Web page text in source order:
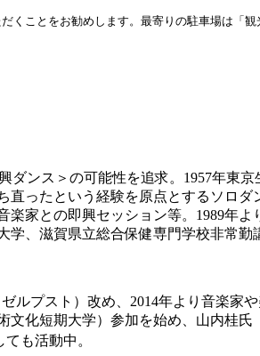
ことをお勧めします。最寄りの駐車場は「
ンス＞の可能性を追求。1957年東
ったという経験を原点とするソロ
家との即興セッション等。1989年
学、滋賀県立総合保健専門学校非常勤
ルプスト）改め、2014年より音楽
化短期大学）参加を始め、山内桂
も活動中。